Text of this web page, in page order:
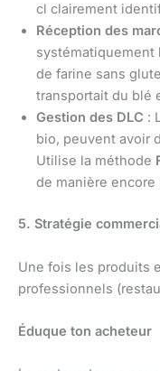
cl clairement
Réception des
systématiquement
de farine sans
transportait du blé
Gestion des DLC :
bio, peuvent avoir
Utilise la méthode
de manière
5. Stratégie
Une fois les produits
professionnels
Éduque ton acheteur